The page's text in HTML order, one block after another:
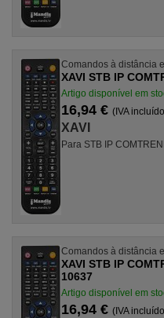
Comandos à distância
XAVI STB IP
Artigo disponível em
16,94 € (IVA
XAVI
Para STB IP
Comandos à distância
XAVI STB IP
10637
Artigo disponível em
16,94 € (IVA